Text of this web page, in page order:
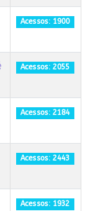
Acessos: 1900
Acessos: 2055
Acessos: 2184
Acessos: 2443
Acessos: 1932